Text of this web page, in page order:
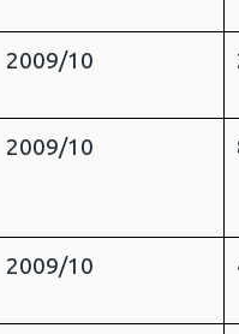
2009/10
2009/10
2009/10